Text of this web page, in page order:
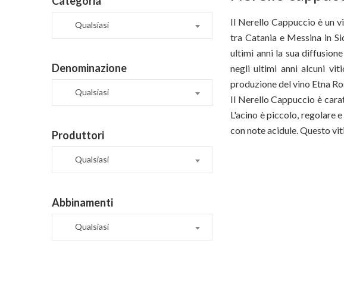
Qualsiasi
Denominazione
Qualsiasi
Produttori
Qualsiasi
Abbinamenti
Qualsiasi
Il Nerello Cappuccio è un
tra Catania e Messina in
ultimi anni la sua
negli ultimi anni alcuni
produzione del vino Etna
Il Nerello Cappuccio è
L'acino è piccolo, regolare
con note acidule. Questo